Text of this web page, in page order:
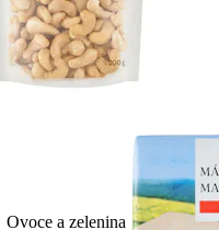
Ovoce a zelenina